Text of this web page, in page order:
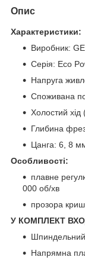
Опис
Характеристики:
Виробник:
Серія: Eco
Напруга
Споживана
Холостий
Глибина
Цанга: 6, 8
Особливості:
плавне
000 об/хв
прозора
У КОМПЛЕКТ
Напрямна